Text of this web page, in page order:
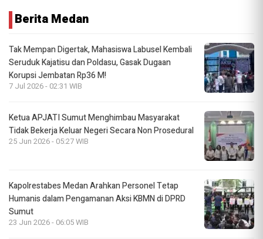
Berita Medan
Tak Mempan Digertak, Mahasiswa Labusel Kembali
Seruduk Kajatisu dan Poldasu, Gasak Dugaan
Korupsi Jembatan Rp36 M!
7 Jul 2026 - 02:31 WIB
Ketua APJATI Sumut Menghimbau Masyarakat
Tidak Bekerja Keluar Negeri Secara Non Prosedural
25 Jun 2026 - 05:27 WIB
Kapolrestabes Medan Arahkan Personel Tetap
Humanis dalam Pengamanan Aksi KBMN di DPRD
Sumut
23 Jun 2026 - 06:05 WIB